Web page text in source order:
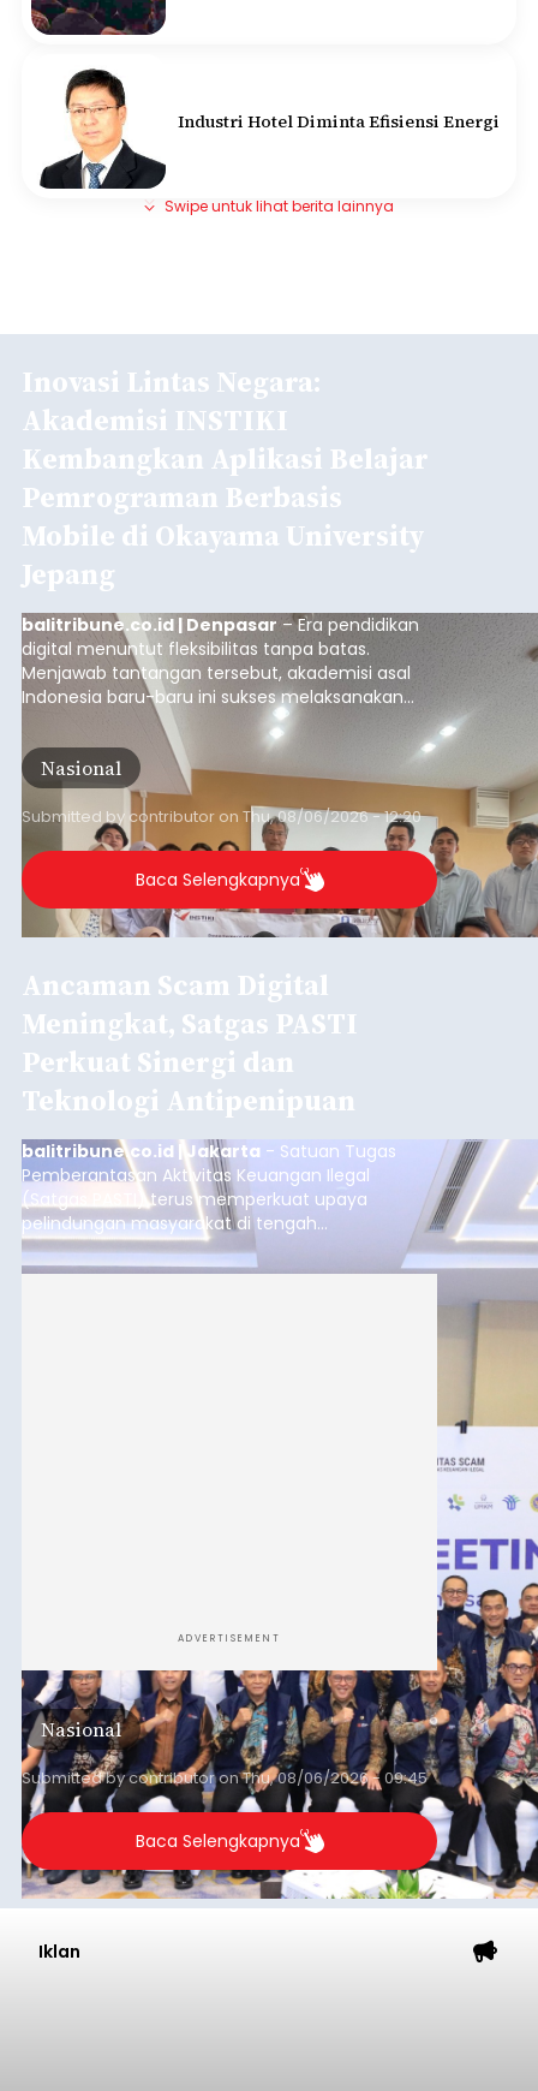
Industri Hotel Diminta Efisiensi Energi
Swipe untuk lihat berita lainnya
Inovasi Lintas Negara:
Akademisi INSTIKI
Kembangkan Aplikasi Belajar
Pemrograman Berbasis
Mobile di Okayama University
Jepang
balitribune.co.id | Denpasar – Era pendidikan
digital menuntut fleksibilitas tanpa batas.
Menjawab tantangan tersebut, akademisi asal
Indonesia baru-baru ini sukses melaksanakan
program Pengabdian Kepada Masyarakat (PKM)
skala internasional di Distributed Systems
Laboratory, Okayama University, Jepang.
Nasional
Submitted by contributor on Thu, 08/06/2026 - 12:20
Baca Selengkapnya
Ancaman Scam Digital
Meningkat, Satgas PASTI
Perkuat Sinergi dan
Teknologi Antipenipuan
balitribune.co.id | Jakarta - Satuan Tugas
Pemberantasan Aktivitas Keuangan Ilegal
(Satgas PASTI) terus memperkuat upaya
pelindungan masyarakat di tengah
meningkatnya ancaman penipuan digital yang
semakin kompleks.
ADVERTISEMENT
Nasional
Submitted bycontributoronThu, 08/06/2026 - 09:45
Baca Selengkapnya
Iklan